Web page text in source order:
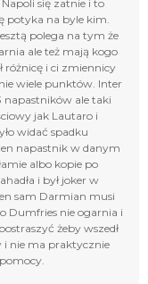
się zatnie i to
potyka na byle kim.
polega na tym że
ale też mają kogo
różnicę i ci zmiennicy
wiele punktów. Inter
napastników ale taki
jak Lautaro i
widać spadku
napastnik w danym
albo kopie po
i był joker w
sam Darmian musi
Dumfries nie ogarnia i
żeby wszedł
i nie ma praktycznie